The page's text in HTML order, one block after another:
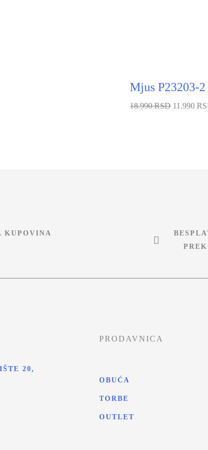
Mjus P23203-2
18.990 RSD 11.990
KUPOVINA
20,
PRODAVNICA
OBUĆA
TORBE
OUTLET